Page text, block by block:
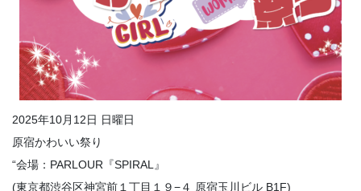
2025年10月12日 日曜日
原宿かわいい祭り
“会場：PARLOUR『SPIRAL』
(東京都渋谷区神宮前１丁目１９−４ 原宿玉川ビル B1F)